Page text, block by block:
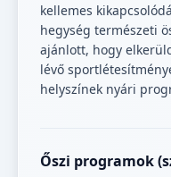
kellemes
hegység természeti
ajánlott, hogy
lévő
helyszínek nyári
Őszi programok